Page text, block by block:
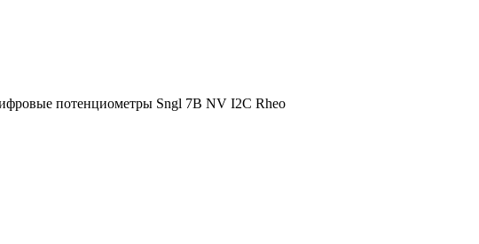
потенциометры Sngl 7B NV I2C Rheo